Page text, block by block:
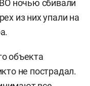
ночью сбивали
из них упали на
объекта
не пострадал.